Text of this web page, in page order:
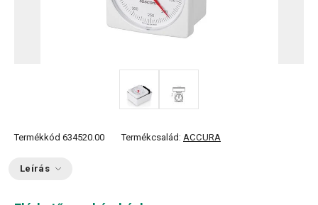
Termékkód 634520.00 Termékcsalád: ACCURA
Leírás